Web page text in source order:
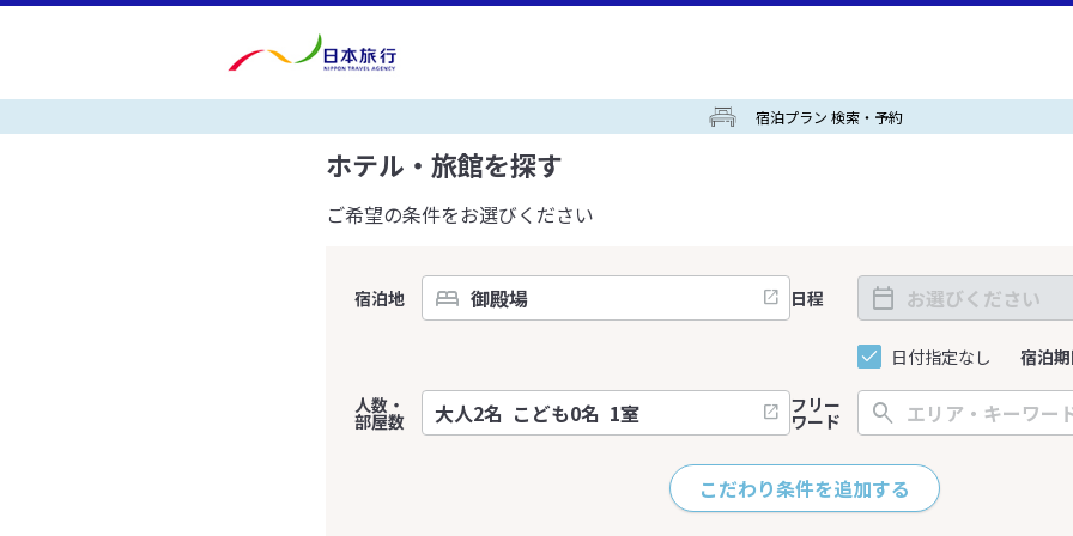
宿泊プラン 検索・予約
ホテル・旅館を探す
ご希望の条件をお選びください
宿泊地 日程
日付指定なし 宿泊
人数・
部屋数
フリー
ワード
こだわり条件を追加する